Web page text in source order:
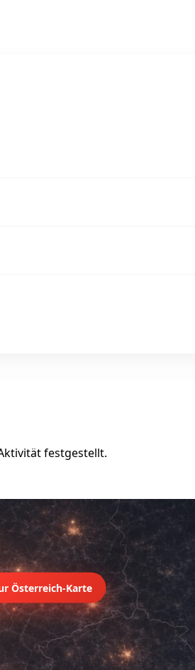
festgestellt.
Österreich-Karte